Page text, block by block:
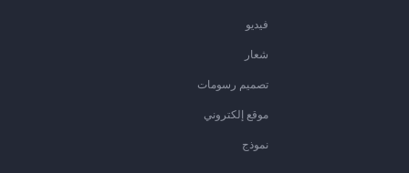
فيديو
شعار
تصميم رسومات
موقع إلكتروني
نموذج